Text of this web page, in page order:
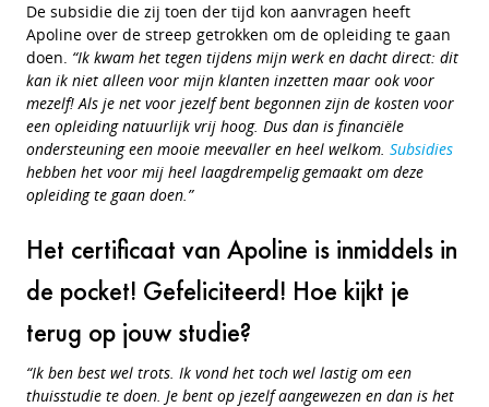
De subsidie die zij toen der tijd kon aanvragen heeft
Apoline over de streep getrokken om de opleiding te gaan
doen. “Ik kwam het tegen tijdens mijn werk en dacht direct: dit
kan ik niet alleen voor mijn klanten inzetten maar ook voor
mezelf! Als je net voor jezelf bent begonnen zijn de kosten voor
een opleiding natuurlijk vrij hoog. Dus dan is financiële
ondersteuning een mooie meevaller en heel welkom. Subsidies
hebben het voor mij heel laagdrempelig gemaakt om deze
opleiding te gaan doen.”
Het certificaat van Apoline is inmiddels in
de pocket! Gefeliciteerd! Hoe kijkt je
terug op jouw studie?
“Ik ben best wel trots. Ik vond het toch wel lastig om een
thuisstudie te doen. Je bent op jezelf aangewezen en dan is het